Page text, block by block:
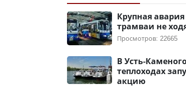
Крупная
трамваи не
Просмотров: 22665
В Усть-
теплоходах
акцию